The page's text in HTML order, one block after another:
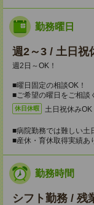
勤務曜日
週2～3 / 土日祝
週2日～OK！
■曜日固定の相談OK！
■ご希望の曜日をご相談
休日休暇 土日祝休みOK
■病院勤務では難しい土
■産休・育休取得実績あ
勤務時間
シフト勤務 / 残